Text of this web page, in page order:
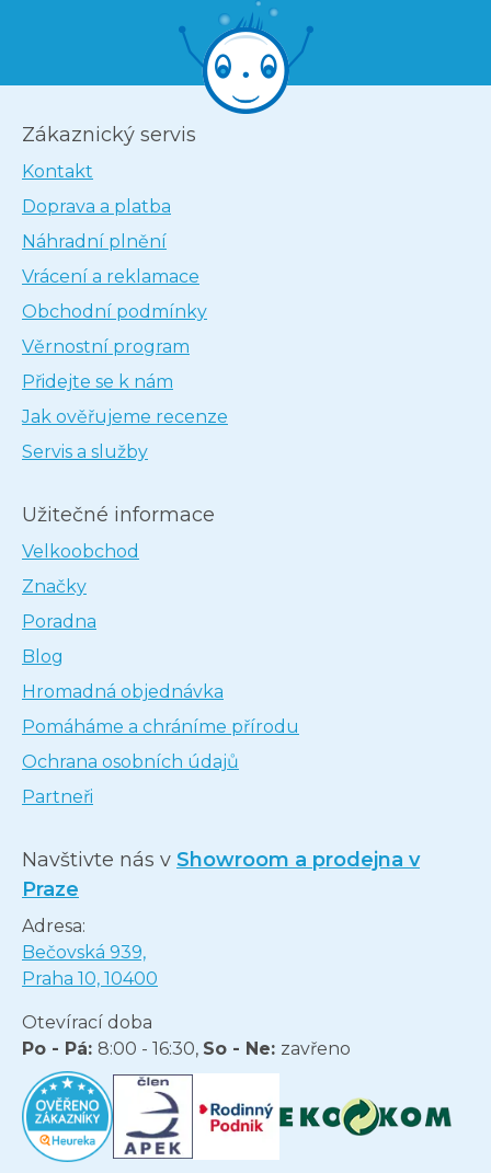
Zákaznický servis
Kontakt
Doprava a platba
Náhradní plnění
Vrácení a reklamace
Obchodní podmínky
Věrnostní program
Přidejte se k nám
Jak ověřujeme recenze
Servis a služby
Užitečné informace
Velkoobchod
Značky
Poradna
Blog
Hromadná objednávka
Pomáháme a chráníme přírodu
Ochrana osobních údajů
Partneři
Navštivte nás v Showroom a prodejna v
Praze
Adresa:
Bečovská 939,
Praha 10, 10400
Otevírací doba
Po - Pá: 8:00 - 16:30, So - Ne: zavřeno